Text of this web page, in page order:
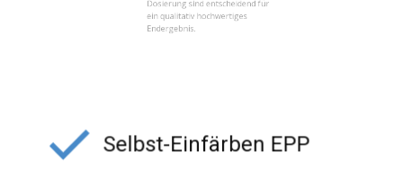
Dosierung sind entscheidend für
ein qualitativ hochwertiges
Selbst-Einfärben EPP